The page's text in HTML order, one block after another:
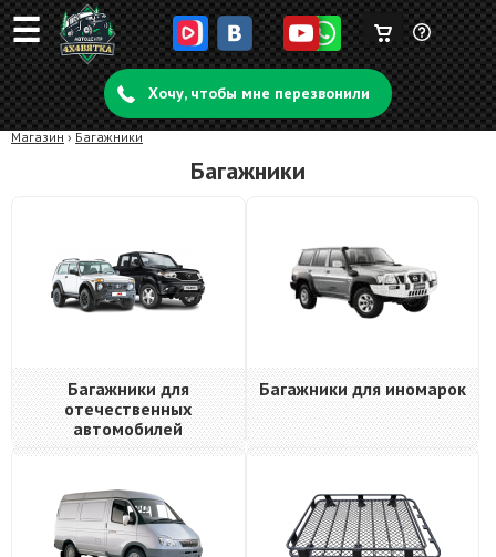
☰ Задать
вопрос
Корзина
пуста
Хочу, чтобы мне перезвонили
Магазин › Багажники
Багажники
Багажники для
отечественных
автомобилей
Багажники для иномарок